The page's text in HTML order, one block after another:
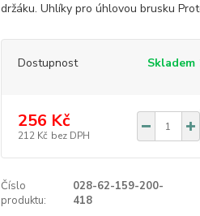
držáku. Uhlíky pro úhlovou brusku
Dostupnost Skladem
256 Kč
212 Kč bez DPH
Číslo
produktu:
028-62-159-200-
418